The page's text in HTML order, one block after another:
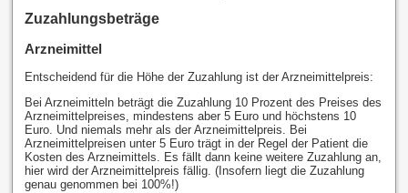
Zuzahlungsbeträge
Arzneimittel
Entscheidend für die Höhe der Zuzahlung ist der Arzneimittelpreis:
Bei Arzneimitteln beträgt die Zuzahlung 10 Prozent des Preises des
Arzneimittelpreises, mindestens aber 5 Euro und höchstens 10
Euro. Und niemals mehr als der Arzneimittelpreis. Bei
Arzneimittelpreisen unter 5 Euro trägt in der Regel der Patient die
Kosten des Arzneimittels. Es fällt dann keine weitere Zuzahlung an,
hier wird der Arzneimittelpreis fällig. (Insofern liegt die Zuzahlung
genau genommen bei 100%!)